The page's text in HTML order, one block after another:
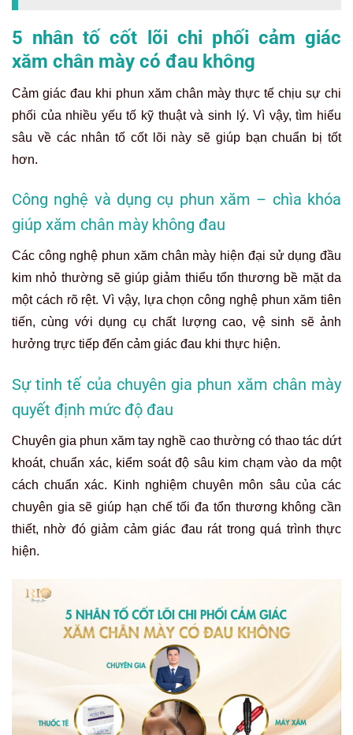
5 nhân tố cốt lõi chi phối cảm giác
xăm chân mày có đau không
Cảm giác đau khi phun xăm chân mày thực tế chịu sự chi
phối của nhiều yếu tố kỹ thuật và sinh lý. Vì vậy, tìm hiểu
sâu về các nhân tố cốt lõi này sẽ giúp bạn chuẩn bị tốt
hơn.
Công nghệ và dụng cụ phun xăm – chìa khóa
giúp xăm chân mày không đau
Các công nghệ phun xăm chân mày hiện đại sử dụng đầu
kim nhỏ thường sẽ giúp giảm thiểu tổn thương bề mặt da
một cách rõ rệt. Vì vậy, lựa chọn công nghệ phun xăm tiên
tiến, cùng với dụng cụ chất lượng cao, vệ sinh sẽ ảnh
hưởng trực tiếp đến cảm giác đau khi thực hiện.
Sự tinh tế của chuyên gia phun xăm chân mày
quyết định mức độ đau
Chuyên gia phun xăm tay nghề cao thường có thao tác dứt
khoát, chuẩn xác, kiểm soát độ sâu kim chạm vào da một
cách chuẩn xác. Kinh nghiệm chuyên môn sâu của các
chuyên gia sẽ giúp hạn chế tối đa tổn thương không cần
thiết, nhờ đó giảm cảm giác đau rát trong quá trình thực
hiện.